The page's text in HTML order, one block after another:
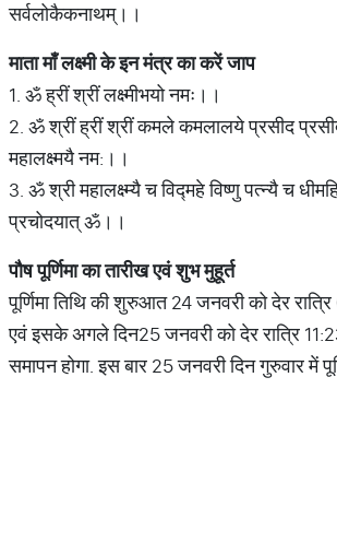
सर्वलोकैकनाथम्।।
मातामाँलक्ष्मीकेइनमंत्रकाकरेंजाप
1. ॐ ह्रीं श्रीं लक्ष्मीभयो नमः।।
2. ॐ श्रीं ह्रीं श्रीं कमले कमलालये प्रसीद
महालक्ष्मयै नम:।।
3. ॐ श्री महालक्ष्म्यै च विद्महे विष्णु पत्न्यै च
प्रचोदयात् ॐ।।
पौषपूर्णिमाकातारीखएवंशुभमुहूर्त
पूर्णिमा तिथि की शुरुआत 24 जनवरी को देर
एवं इसके अगले दिन25 जनवरी को देर रात्रि
समापन होगा. इस बार 25 जनवरी दिन गुरुवार में